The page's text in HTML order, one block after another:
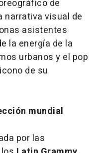
de
narrativa visual de
asistentes
la energía de la
urbanos y el pop
de su
mundial
por las